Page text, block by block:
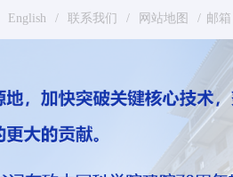
English / 联系我们 / 网站地图 / 邮箱